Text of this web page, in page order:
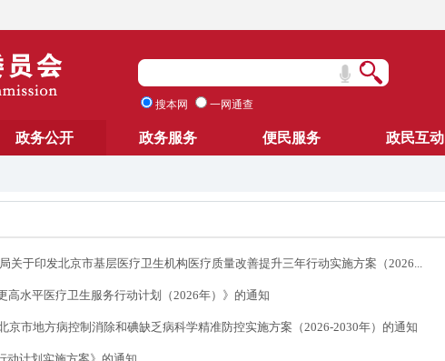
搜本网 一网通查
政务公开 政务服务 便民服务 政民互动
关于印发北京市基层医疗卫生机构医疗质量改善提升三年行动实施方案（2026...
水平医疗卫生服务行动计划（2026年）》的通知
京市地方病控制消除和碘缺乏病科学精准防控实施方案（2026-2030年）的通知